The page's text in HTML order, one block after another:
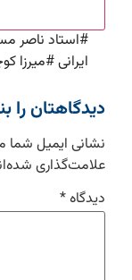
#استاد ناصر
ایرانی#میرزا
دیدگاهتان را
نشانی ایمیل
علامت‌گذاری
دیدگاه*